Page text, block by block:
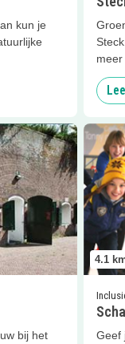
kun je
bij het
4.1
Geef
Lees